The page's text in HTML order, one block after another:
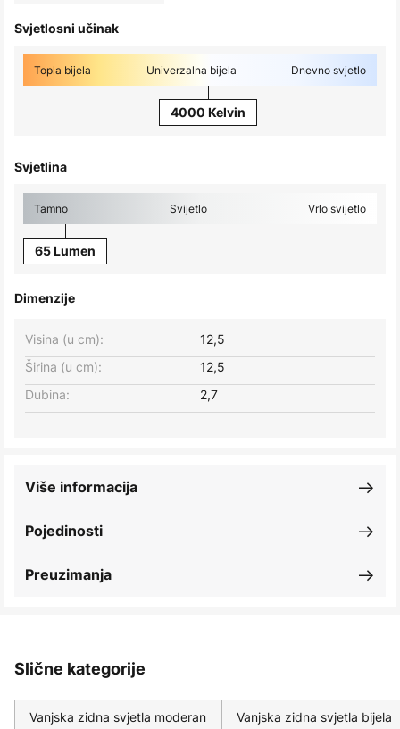
Svjetlosni učinak
Topla bijela Univerzalna bijela Dnevno svjetlo
4000 Kelvin
Svjetlina
Tamno Svijetlo Vrlo svijetlo
65 Lumen
Dimenzije
Širina (u cm): 12,5
Visina (u cm): 12,5
Dubina: 2,7
Pojedinosti
Više informacija
Preuzimanja
Slične kategorije
Vanjska zidna svjetla moderan Vanjska zidna svjetla bijela